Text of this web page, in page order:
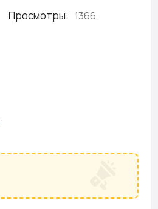
Просмотры: 1366